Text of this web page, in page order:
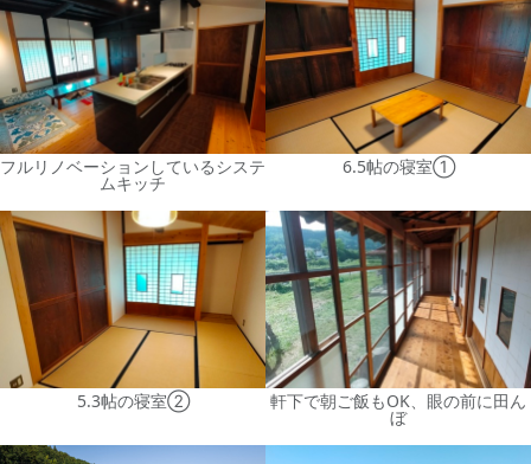
フルリノベーションしているシステ
ムキッチ
6.5帖の寝室①
5.3帖の寝室② 軒下で朝ご飯もOK、眼の前に田ん
ぼ